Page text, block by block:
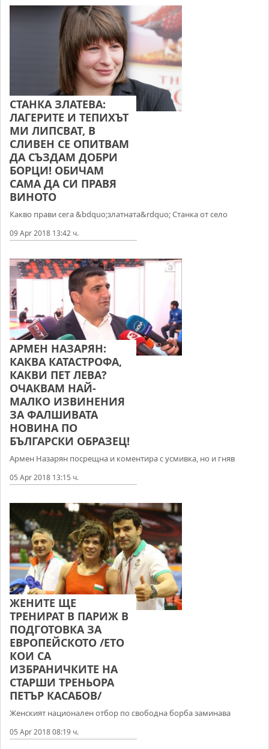
СТАНКА ЗЛАТЕВА:
ЛАГЕРИТЕ И ТЕПИХЪТ
МИ ЛИПСВАТ, В
СЛИВЕН СЕ ОПИТВАМ
ДА СЪЗДАМ ДОБРИ
БОРЦИ! ОБИЧАМ
САМА ДА СИ ПРАВЯ
ВИНОТО
Какво прави сега &bdquo;златната&rdquo; Станка от село
09 Apr 2018 13:42 ч.
АРМЕН НАЗАРЯН:
КАКВА КАТАСТРОФА,
КАКВИ ПЕТ ЛЕВА?
ОЧАКВАМ НАЙ-
МАЛКО ИЗВИНЕНИЯ
ЗА ФАЛШИВАТА
НОВИНА ПО
БЪЛГАРСКИ ОБРАЗЕЦ!
Армен Назарян посрещна и коментира с усмивка, но и гняв
05 Apr 2018 13:15 ч.
ЖЕНИТЕ ЩЕ
ТРЕНИРАТ В ПАРИЖ В
ПОДГОТОВКА ЗА
ЕВРОПЕЙСКОТО /ЕТО
КОИ СА
ИЗБРАНИЧКИТЕ НА
СТАРШИ ТРЕНЬОРА
ПЕТЪР КАСАБОВ/
Женският национален отбор по свободна борба заминава
05 Apr 2018 08:19 ч.